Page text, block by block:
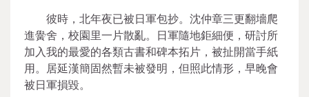
彼時，北年夜已被日軍包抄。沈仲章三更翻墻爬
進黌舍，校園里一片散亂。日軍隨地鉅細便，研討所
加入我的最愛的各類古書和碑本拓片，被扯開當手紙
用。居延漢簡固然暫未被發明，但照此情形，早晚會
被日軍損毀。